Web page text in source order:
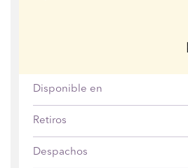
Disponible en
Retiros
Despachos